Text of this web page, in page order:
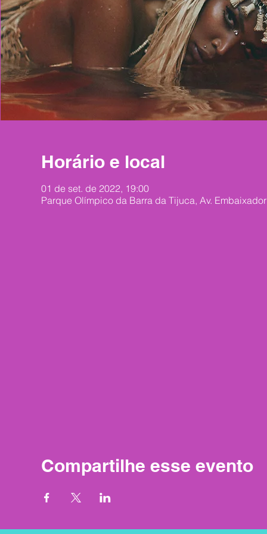
Horário e local
01 de set. de 2022, 19:00
Parque Olímpico da Barra da Tijuca, Av.
Compartilhe esse evento